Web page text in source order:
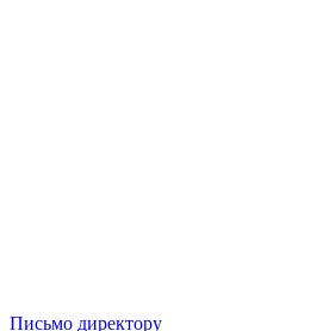
Письмо директору